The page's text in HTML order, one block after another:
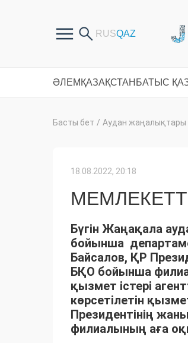
ӘЛЕМ ҚАЗАҚСТАН БАТЫС
Басты бет / Аудан жаңалықтары
18.08.2022, 20:18
Бүгін Жаңақала
бойынша
Байсалов, ҚР
БҚО бойынша
қызмет істері
көрсетілетін
Президентінің
филиалының аға